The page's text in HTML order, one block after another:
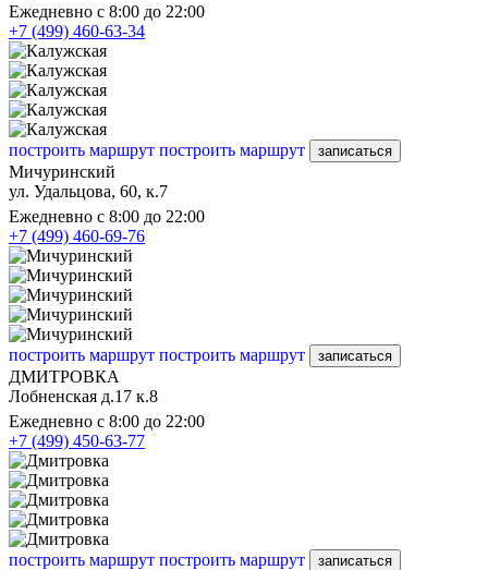
Ежедневно с 8:00 до 22:00
+7 (499) 460-63-34
построить маршрут построить маршрут записаться
Мичуринский
ул. Удальцова, 60, к.7
Ежедневно с 8:00 до 22:00
+7 (499) 460-69-76
построить маршрут построить маршрут записаться
ДМИТРОВКА
Лобненская д.17 к.8
Ежедневно с 8:00 до 22:00
+7 (499) 450-63-77
построить маршрут построить маршрут записаться